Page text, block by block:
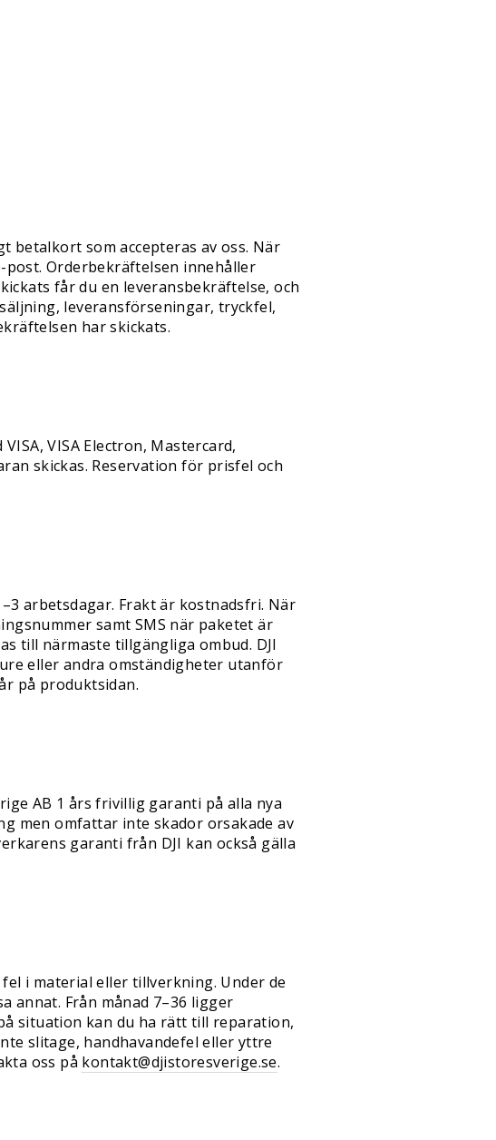
betalkort som accepteras av oss. När
Orderbekräftelsen innehåller
får du en leveransbekräftelse, och
leveransförseningar, tryckfel,
har skickats.
VISA Electron, Mastercard,
skickas. Reservation för prisfel och
arbetsdagar. Frakt är kostnadsfri. När
samt SMS när paketet är
till närmaste tillgängliga ombud. DJI
eller andra omständigheter utanför
på produktsidan.
AB 1 års frivillig garanti på alla nya
men omfattar inte skador orsakade av
garanti från DJI kan också gälla
i material eller tillverkning. Under de
annat. Från månad 7–36 ligger
situation kan du ha rätt till reparation,
slitage, handhavandefel eller yttre
oss på kontakt@djistoresverige.se.